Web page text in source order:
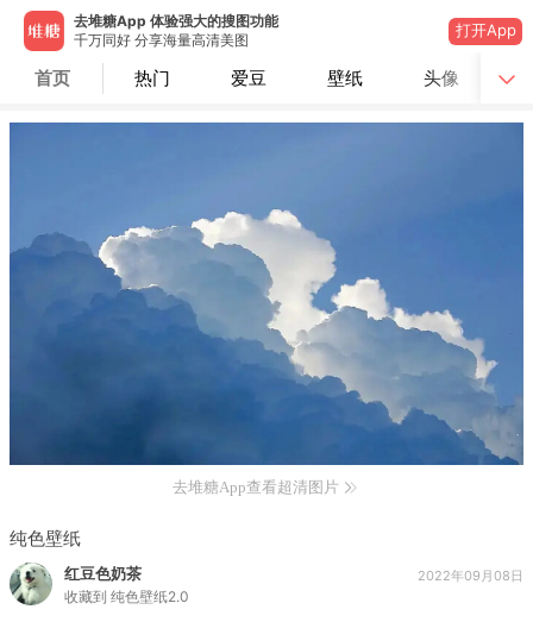
去堆糖App 体验强大的搜图功能
千万同好 分享海量高清美图
打开App
首页 热门 爱豆 壁纸 头像
去堆糖App查看超清图片
纯色壁纸
红豆色奶茶
收藏到 纯色壁纸2.0
2022年09月08日